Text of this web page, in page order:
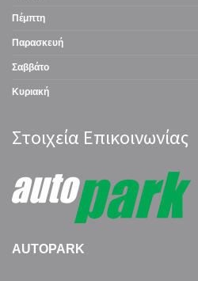
Πέμπτη
Παρασκευή
Σαββάτο
Κυριακή
Στοιχεία Επικοινωνίας
AUTOPARK